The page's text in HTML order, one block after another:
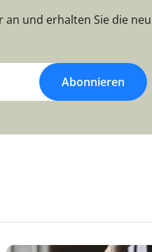
und erhalten Sie die
Abonnieren